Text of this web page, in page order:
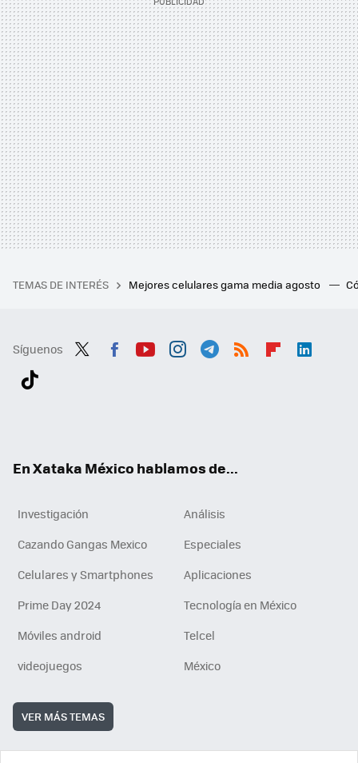
TEMAS DE INTERÉS Mejores celulares gama media agosto
Síguenos
En Xataka México hablamos de...
Investigación
Análisis
Cazando Gangas Mexico
Especiales
Celulares y Smartphones
Aplicaciones
Prime Day 2024
Tecnología en México
Móviles android
Telcel
videojuegos
México
VER MÁS TEMAS